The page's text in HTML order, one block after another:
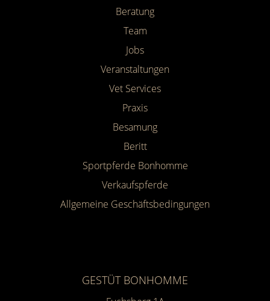
Beratung
Team
Jobs
Veranstaltungen
Vet Services
Praxis
Besamung
Beritt
Sportpferde Bonhomme
Verkaufspferde
Allgemeine Geschäfts­bedingungen
GESTÜT BONHOMME